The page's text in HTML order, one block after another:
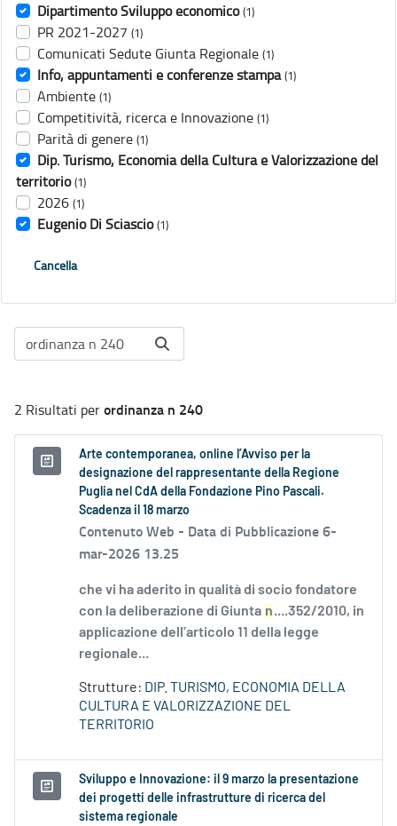
Dipartimento Sviluppo economico (1)
PR 2021-2027 (1)
Comunicati Sedute Giunta Regionale (1)
Info, appuntamenti e conferenze stampa (1)
Ambiente (1)
Competitività, ricerca e Innovazione (1)
Parità di genere (1)
Dip. Turismo, Economia della Cultura e Valorizzazione del
territorio (1)
2026 (1)
Eugenio Di Sciascio (1)
Cancella
2 Risultati perordinanza n 240
Arte contemporanea, online l’Avviso per la
designazione del rappresentante della Regione
Puglia nel CdA della Fondazione Pino Pascali.
Scadenza il 18 marzo
Contenuto Web - Data di Pubblicazione 6-
mar-2026 13.25
che vi ha aderito in qualità di socio fondatore
con la deliberazione di Giunta n....352/2010, in
applicazione dell’articolo 11 della legge
regionale...
Strutture: DIP. TURISMO, ECONOMIA DELLA
CULTURA E VALORIZZAZIONE DEL
TERRITORIO
Sviluppo e Innovazione: il 9 marzo la presentazione
dei progetti delle infrastrutture di ricerca del
sistema regionale